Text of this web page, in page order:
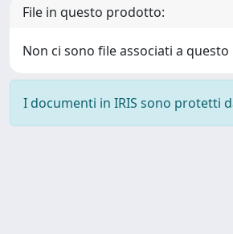
File in questo prodotto:
Non ci sono file associati a
I documenti in IRIS sono protetti